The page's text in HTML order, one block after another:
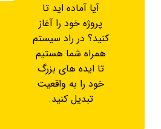
آیا آماده‌ اید تا
پروژه خود را آغاز
کنید؟ در راد سیستم
همراه شما هستیم
تا ایده‌ های بزرگ
خود را به واقعیت
تبدیل کنید.